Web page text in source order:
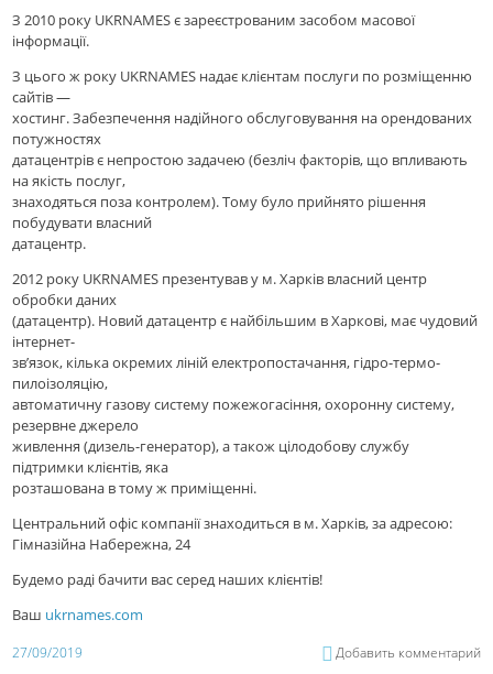
З 2010 року UKRNAMES є зареєстрованим засобом масової
інформації.
З цього ж року UKRNAMES надає клієнтам послуги по розміщенню
сайтів —
хостинг. Забезпечення надійного обслуговування на орендованих
потужностях
датацентрів є непростою задачею (безліч факторів, що впливають
на якість послуг,
знаходяться поза контролем). Тому було прийнято рішення
побудувати власний
датацентр.
2012 року UKRNAMES презентував у м. Харків власний центр
обробки даних
(датацентр). Новий датацентр є найбільшим в Харкові, має чудовий
інтернет-
зв’язок, кілька окремих ліній електропостачання, гідро-термо-
пилоізоляцію,
автоматичну газову систему пожежогасіння, охоронну систему,
резервне джерело
живлення (дизель-генератор), а також цілодобову службу
підтримки клієнтів, яка
розташована в тому ж приміщенні.
Центральний офіс компанії знаходиться в м. Харків, за адресою:
Гімназійна Набережна, 24
Будемо раді бачити вас серед наших клієнтів!
Ваш ukrnames.com
27/09/2019 Добавить комментарий